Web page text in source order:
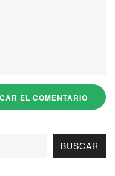
BUSCAR